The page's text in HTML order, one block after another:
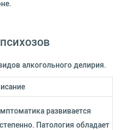
алкогольного делирия.
развивается
Патология обладает